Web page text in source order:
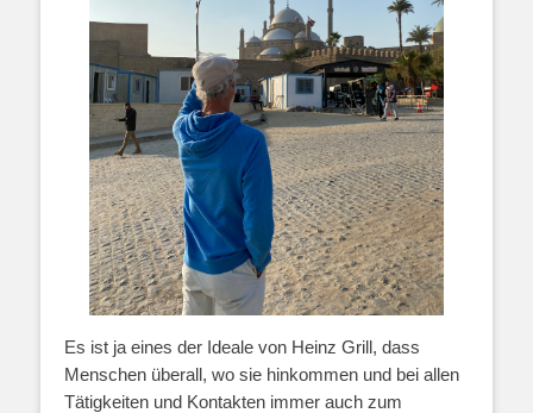
Es ist ja eines der Ideale von Heinz Grill, dass
Menschen überall, wo sie hinkommen und bei allen
Tätigkeiten und Kontakten immer auch zum